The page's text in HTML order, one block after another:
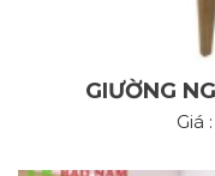
GIƯỜNG
Giá :